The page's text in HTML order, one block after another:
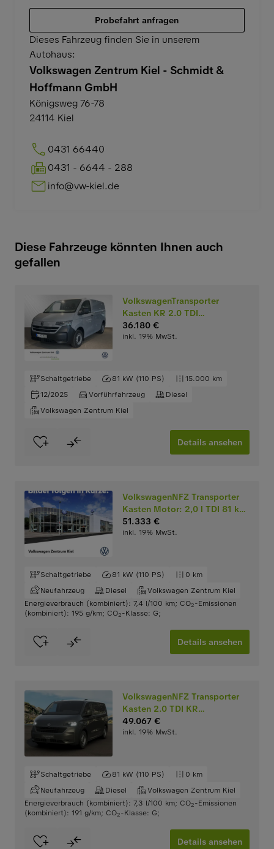
Probefahrt anfragen
Dieses Fahrzeug finden Sie in unserem
Autohaus:
Volkswagen Zentrum Kiel - Schmidt &
Hoffmann GmbH
Königsweg 76-78
24114 Kiel
0431 66440
0431 - 6644 - 288
info@vw-kiel.de
Diese Fahrzeuge könnten Ihnen auch
gefallen
VolkswagenTransporter
Kasten KR 2.0 TDI
AHK+PDC+CARPLAY
36.180 €
inkl. 19% MwSt.
Schaltgetriebe 81 kW (110 PS)
15.000 km
12/2025
Vorführfahrzeug
Diesel
Volkswagen Zentrum Kiel
Details ansehen
VolkswagenNFZ Transporter
Kasten Motor: 2,0 l TDI 81 kW
Getriebe: 6-Gang-
Schaltgetriebe Radstand:
51.333 €
inkl. 19% MwSt.
Schaltgetriebe 81 kW (110 PS)
0 km
Neufahrzeug
Diesel
Volkswagen Zentrum Kiel
Energieverbrauch (kombiniert): 7,4 l/100 km; CO2-Emissionen
(kombiniert): 195 g/km; CO2-Klasse: G;
Details ansehen
VolkswagenNFZ Transporter
Kasten 2.0 TDI KR
PDC+CARPLAY
49.067 €
inkl. 19% MwSt.
Schaltgetriebe 81 kW (110 PS)
0 km
Neufahrzeug
Diesel
Volkswagen Zentrum Kiel
Energieverbrauch (kombiniert): 7,3 l/100 km; CO2-Emissionen
(kombiniert): 191 g/km; CO2-Klasse: G;
Details ansehen